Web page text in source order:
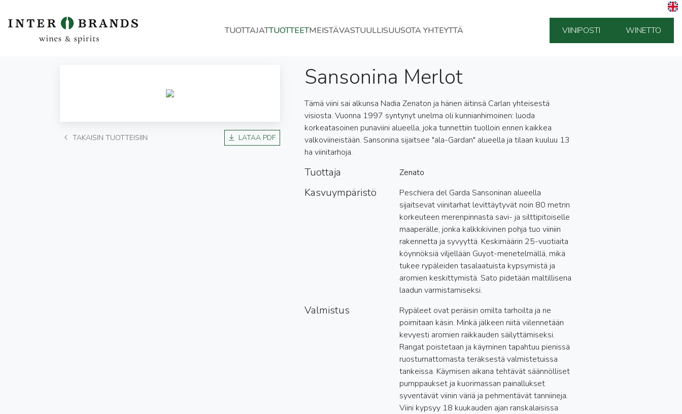
TUOTTAJATTUOTTEETMEISTÄVASTUULLISUUSOTA YHTEYTTÄ VIINIPOSTI WINETTO
TAKAISIN TUOTTEISIIN LATAA PDF
Sansonina Merlot
Tämä viini sai alkunsa Nadia Zenaton ja hänen äitinsä Carlan yhteisestä
visiosta. Vuonna 1997 syntynyt unelma oli kunnianhimoinen: luoda
korkeatasoinen punaviini alueella, joka tunnettiin tuolloin ennen kaikkea
valkoviineistään. Sansonina sijaitsee "ala-Gardan" alueella ja tilaan kuuluu 13
ha viinitarhoja.
Tuottaja Zenato
Kasvuympäristö
Peschiera del Garda Sansoninan alueella
sijaitsevat viinitarhat levittäytyvät noin 80 metrin
korkeuteen merenpinnasta savi- ja silttipitoiselle
maaperälle, jonka kalkkikivinen pohja tuo viiniin
rakennetta ja syvyyttä. Keskimäärin 25-vuotiaita
köynnöksiä viljellään Guyot-menetelmällä, mikä
tukee rypäleiden tasalaatuista kypsymistä ja
aromien keskittymistä. Sato pidetään maltillisena
laadun varmistamiseksi.
Valmistus
Rypäleet ovat peräisin omilta tarhoilta ja ne
poimitaan käsin. Minkä jälkeen niitä viilennetään
kevyesti aromien raikkauden säilyttämiseksi.
Rangat poistetaan ja käyminen tapahtuu pienissä
ruostumattomasta teräksestä valmistetuissa
tankeissa. Käymisen aikana tehtävät säännölliset
pumppaukset ja kuorimassan painallukset
syventävät viinin väriä ja pehmentävät tanniineja.
Viini kypsyy 18 kuukauden ajan ranskalaisissa